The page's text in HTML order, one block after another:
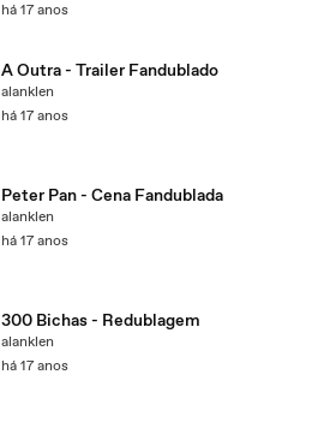
há 17 anos
A Outra - Trailer Fandublado
alanklen
há 17 anos
Peter Pan - Cena Fandublada
alanklen
há 17 anos
300 Bichas - Redublagem
alanklen
há 17 anos